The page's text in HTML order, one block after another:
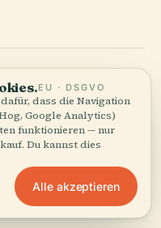
EU · DSGVO
dass die Navigation
Google Analytics)
funktionieren — nur
Du kannst dies
Alle akzeptieren